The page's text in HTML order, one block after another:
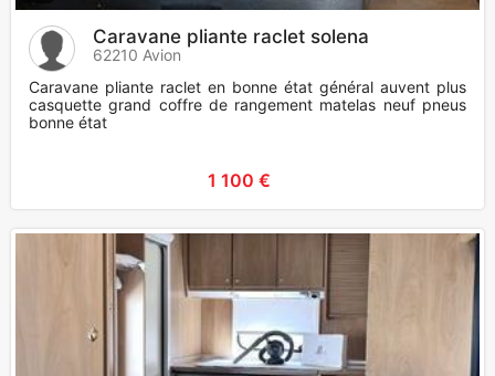
Caravane pliante raclet solena
62210 Avion
Caravane pliante raclet en bonne état général auvent plus
casquette grand coffre de rangement matelas neuf pneus
bonne état
1 100 €